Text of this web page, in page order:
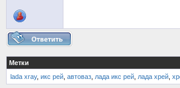
Метки
lada xray, икс рей автоваз лада икс рей лада хрей